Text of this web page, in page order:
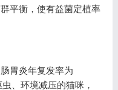
平衡，使有益菌定植率
胃炎年复发率为
、环境减压的猫咪，